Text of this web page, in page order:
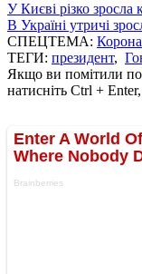
У Києві різко зросла
В Україні утричі
СПЕЦТЕМА:
ТЕГИ: президент,
Якщо ви помітили
натисніть Ctrl +